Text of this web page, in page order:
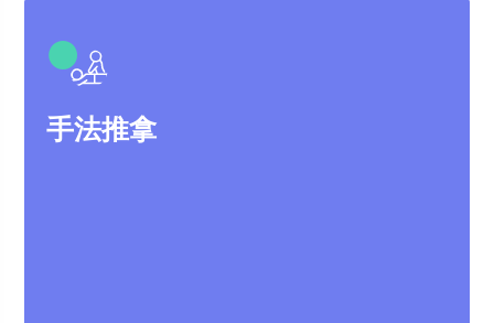
手法推拿
●